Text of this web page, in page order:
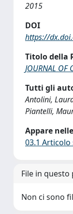
2015
DOI
https://
Titolo della
JOURNAL OF
Tutti gli
Antolini,
Piantelli,
Appare
03.1 Articolo
File in
Non ci sono